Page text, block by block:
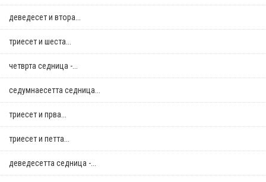
деведесет и втора...
триесет и шеста...
четврта седница -...
седумнаесетта седница...
триесет и прва...
триесет и петта...
деведесетта седница -...